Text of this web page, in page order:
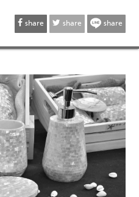
share share share